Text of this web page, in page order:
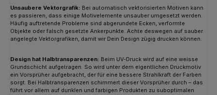
Unsaubere Vektorgrafik: Bei automatisch vektorisierten Motiven kann
es passieren, dass einige Motivelemente unsauber umgesetzt werden.
Häufig auftretende Probleme sind abgerundete Ecken, verformte
Objekte oder falsch gesetzte Ankerpunkte. Achte deswegen auf sauber
angelegte Vektorgrafiken, damit wir Dein Design zügig drucken können.
Design hat Halbtransparenzen: Beim UV-Druck wird auf eine weisse
Grundschicht aufgetragen. So wird unter dem eigentlichen Druckmotiv
ein Vorsprüher aufgebracht, der für eine bessere Strahlkraft der Farben
sorgt. Bei Halbtransparenzen schimmert dieser Vorsprüher durch – das
führt vor allem auf dunklen und farbigen Produkten zu suboptimalen